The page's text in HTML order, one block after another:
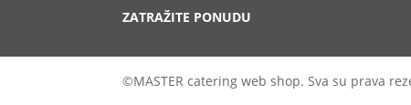
ZATRAŽITE PONUDU
©MASTER catering web shop. Sva su prava